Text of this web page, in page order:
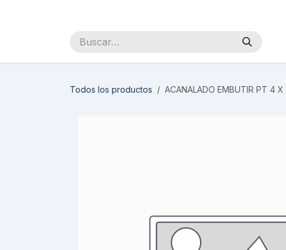
Todos los productos ACANALADO EMBUTIR PT 4